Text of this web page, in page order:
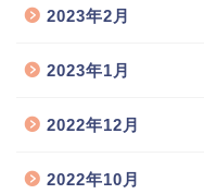
2023年2月
2023年1月
2022年12月
2022年10月